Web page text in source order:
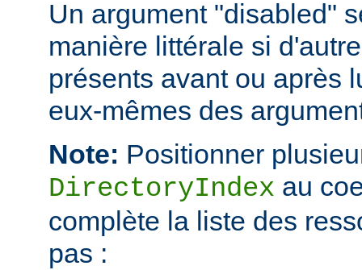
Un argument "disabled"
manière littérale si
présents avant ou après
eux-mêmes des
Note: Positionner
DirectoryIndex au
complète la liste des
pas :